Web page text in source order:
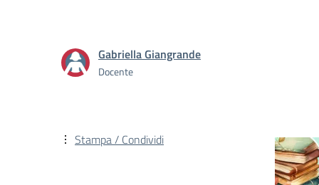
Gabriella Giangrande
Docente
Stampa / Condividi